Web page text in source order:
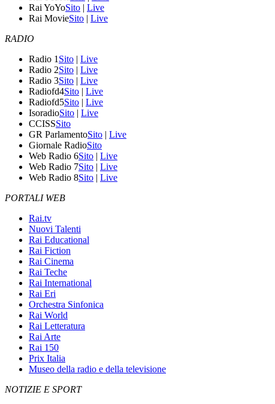
Rai YoYoSito | Live
Rai MovieSito | Live
RADIO
Radio 1 Sito | Live
Radio 2Sito | Live
Radio 3Sito | Live
Radiofd4Sito | Live
Radiofd5Sito | Live
IsoradioSito | Live
CCISSSito
GR ParlamentoSito | Live
Giornale RadioSito
Web Radio 6Sito | Live
Web Radio 7Sito | Live
Web Radio 8Sito | Live
PORTALI WEB
Rai.tv
Nuovi Talenti
Rai Educational
Rai Fiction
Rai Cinema
Rai Teche
Rai International
Rai Eri
Orchestra Sinfonica
Rai World
Rai Letteratura
Rai Arte
Rai 150
Prix Italia
Museo della radio e della televisione
NOTIZIE E SPORT